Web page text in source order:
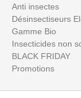
Anti insectes
Désinsectiseurs
Gamme Bio
Insecticides non
BLACK FRIDAY
Promotions